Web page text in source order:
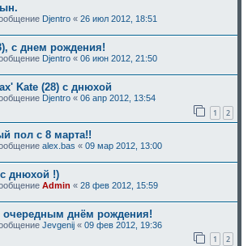
Djentro «26 июл 2012, 18:51
c днем рождения!
Djentro «06 июн 2012, 21:50
Kate (28) с днюхой
Djentro «06 апр 2012, 13:54
1 2
пол с 8 марта!!
alex.bas «09 мар 2012, 13:00
днюхой !)
Admin «28 фев 2012, 15:59
очередным днём рождения!
Jevgenij «09 фев 2012, 19:36
1 2